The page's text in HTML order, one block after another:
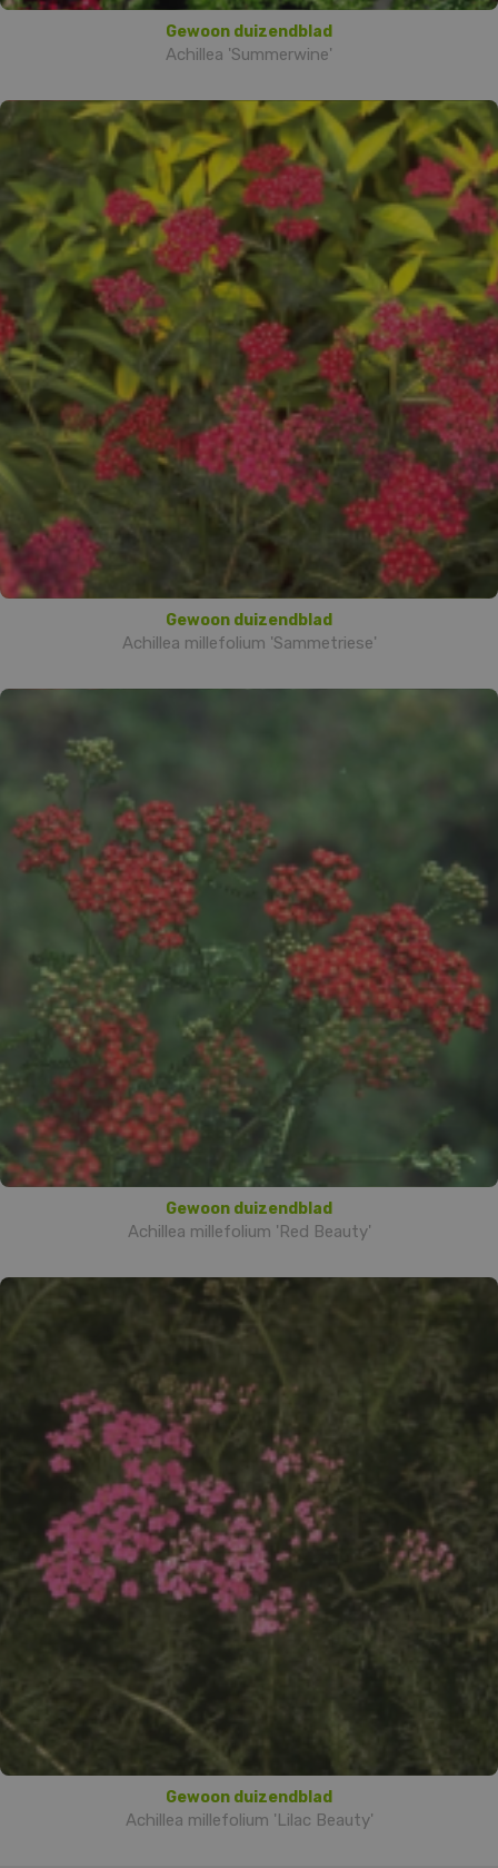
Gewoon duizendblad
Achillea 'Summerwine'
Gewoon duizendblad
Achillea millefolium 'Sammetriese'
Gewoon duizendblad
Achillea millefolium 'Red Beauty'
Gewoon duizendblad
Achillea millefolium 'Lilac Beauty'